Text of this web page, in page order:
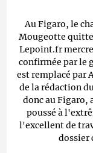
Au Figaro, le
Mougeotte
Lepoint.fr
confirmée par le
est remplacé par
de la rédaction
donc au Figaro,
poussé à
l'excellent de
dossier